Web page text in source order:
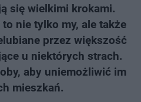
się wielkimi krokami.
nie tylko my, ale także
przez większość
u niektórych strach.
aby uniemożliwić im
mieszkań.